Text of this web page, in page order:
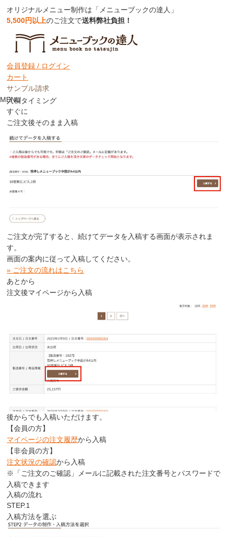
オリジナルメニュー制作は「メニューブックの達人」
5,500円以上のご注文で送料弊社負担！
会員登録 / ログイン
カート
サンプル請求
MENU
入稿の流れ
入稿方法について
注意事項
入稿タイミング
すぐに
ご注文後そのまま入稿
ご注文が完了すると、続けてデータを入稿する画面が表示されま
す。
画面の案内に従って入稿してください。
» ご注文の流れはこちら
あとから
注文後マイページから入稿
後からでも入稿いただけます。
【会員の方】
マイページの注文履歴から入稿
【非会員の方】
注文状況の確認から入稿
※「ご注文のご確認」メールに記載された注文番号とパスワードで
入稿できます
入稿の流れ
STEP.1
入稿方法を選ぶ